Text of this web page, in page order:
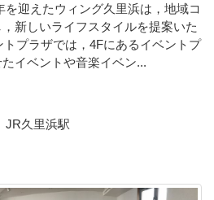
を迎えたウィング久里浜は，地域コ
新しいライフスタイルを提案いた
トプラザでは，4Fにあるイベントプ
イベントや音楽イベン...
JR久里浜駅